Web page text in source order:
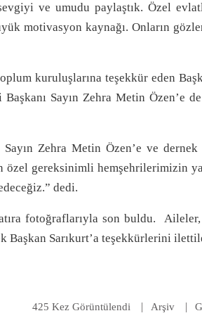
ve umudu paylaştık. Özel
motivasyon kaynağı. Onların
kuruluşlarına teşekkür eden
Sayın Zehra Metin Özen’e
Zehra Metin Özen’e ve
gereksinimli hemşehrilerimizin
dedi.
fotoğraflarıyla son buldu.
Başkan Sarıkurt’a teşekkürlerini
425 Kez Görüntülendi Arşiv